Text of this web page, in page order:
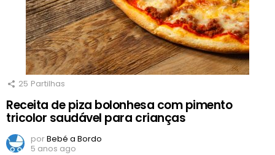
25 Partilhas
Receita de piza bolonhesa com pimento
tricolor saudável para crianças
porBebé a Bordo
5 anos ago